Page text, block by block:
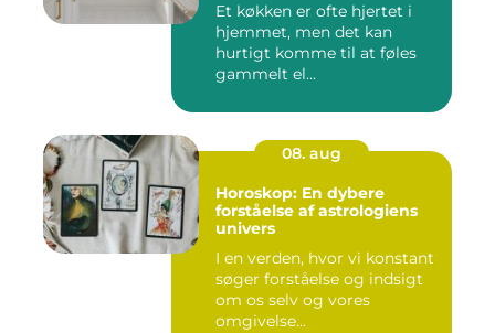
Et køkken er ofte hjertet i
hjemmet, men det kan
hurtigt komme til at føles
gammelt el...
08. aug
Horoskop: En dybere
forståelse af astrologiens
univers
I en verden, hvor vi konstant
søger forståelse og indsigt
om os selv og vores
omgivelse...